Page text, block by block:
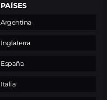
PAÍSES
Argentina
Inglaterra
España
Italia